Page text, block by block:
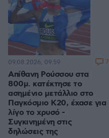
Απίθανη Ρούσσου στα
800μ. κατέκτησε το
ασημένιο μετάλλιο στο
Παγκόσμιο Κ20, έχασε για
λίγο το χρυσό -
Συγκινημένη στις
δηλώσεις της
09.08.2026, 09:59 7